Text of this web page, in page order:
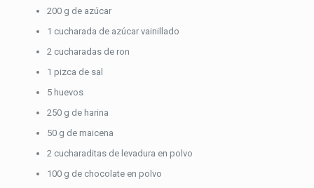
200 g de azúcar
1 cucharada de azúcar vainillado
2 cucharadas de ron
1 pizca de sal
5 huevos
250 g de harina
50 g de maicena
2 cucharaditas de levadura en polvo
100 g de chocolate en polvo